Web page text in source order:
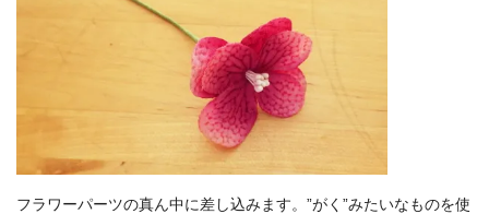
フラワーパーツの真ん中に差し込みます。”がく”みたいなものを使